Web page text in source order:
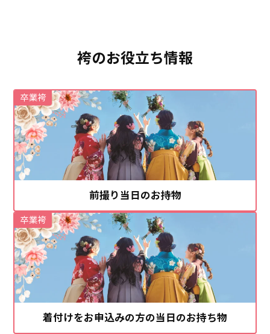
袴のお役立ち情報
前撮り当日のお持物
卒業袴
着付けをお申込みの方の当日のお持ち物
卒業袴